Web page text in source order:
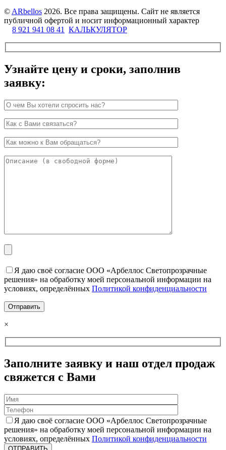
© ARbellos 2026. Все права защищены. Сайт не является
публичной офертой и носит информационный характер
8 921 941 08 41
КАЛЬКУЛЯТОР
Узнайте цену и сроки, заполнив
заявку:
Я даю своё согласие ООО «Арбеллос Светопрозрачные
решения» на обработку моей персональной информации на
условиях, определённых Политикой конфиденциальности
×
Заполните заявку и наш отдел продаж
свяжется с Вами
Я даю своё согласие ООО «Арбеллос Светопрозрачные
решения» на обработку моей персональной информации на
условиях, определённых Политикой конфиденциальности